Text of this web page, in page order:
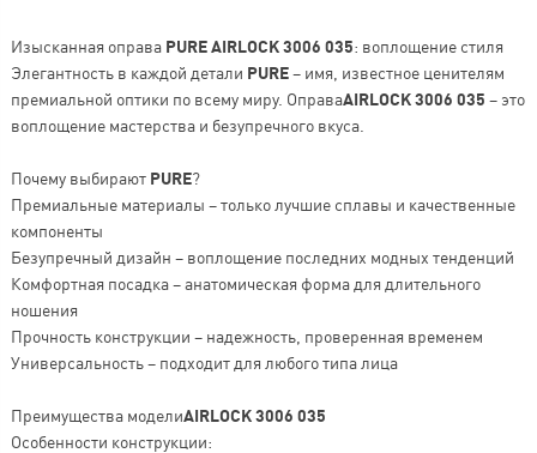
Изысканная оправа PURE AIRLOCK 3006 035: воплощение стиля
Элегантность в каждой детали PURE– имя, известное ценителям
премиальной оптики по всему миру. ОправаAIRLOCK 3006 035 – это
воплощение мастерства и безупречного вкуса.
Почему выбирают PURE?
Премиальные материалы – только лучшие сплавы и качественные
компоненты
Безупречный дизайн – воплощение последних модных тенденций
Комфортная посадка – анатомическая форма для длительного
ношения
Прочность конструкции – надежность, проверенная временем
Универсальность – подходит для любого типа лица
Преимущества моделиAIRLOCK 3006 035
Особенности конструкции: